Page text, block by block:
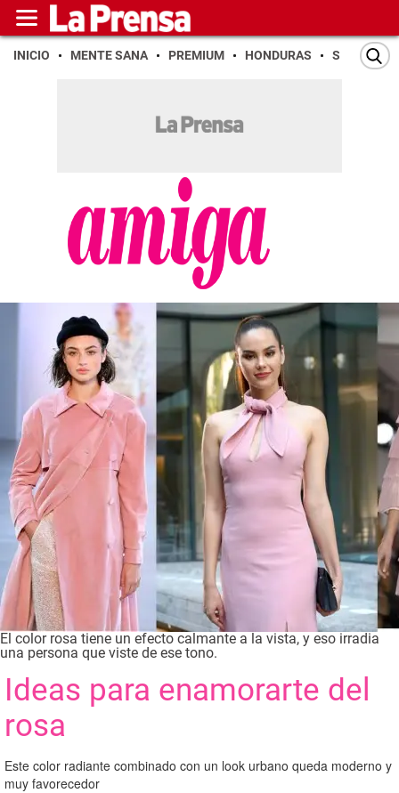
INICIO MENTE SANA PREMIUM HONDURAS SAN PEDRO
El color rosa tiene un efecto calmante a la vista, y eso irradia
una persona que viste de ese tono.
Ideas para enamorarte del
rosa
Este color radiante combinado con un look urbano queda moderno y
muy favorecedor